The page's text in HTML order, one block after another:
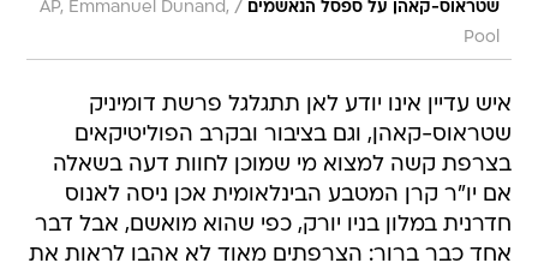
שטראוס-קאהן על ספסל הנאשמים /
AP, Emmanuel Dunand,
Pool
איש עדיין אינו יודע לאן תתגלגל פרשת דומיניק
שטראוס-קאהן, וגם בציבור ובקרב הפוליטיקאים
בצרפת קשה למצוא מי שמוכן לחוות דעה בשאלה
אם יו"ר קרן המטבע הבינלאומית אכן ניסה לאנוס
חדרנית במלון בניו יורק, כפי שהוא מואשם, אבל דבר
אחד כבר ברור: הצרפתים מאוד לא אהבו לראות את